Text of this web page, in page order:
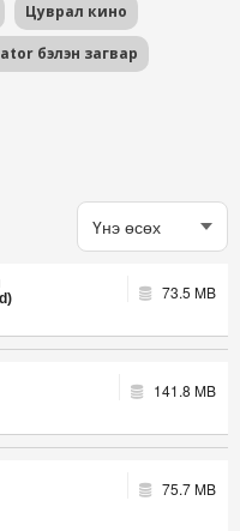
Цуврал кино
бэлэн загвар
73.5 MB
141.8 MB
75.7 MB